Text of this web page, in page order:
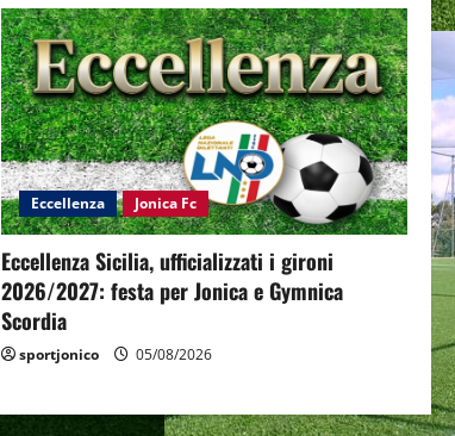
Eccellenza Jonica Fc
Eccellenza Sicilia, ufficializzati i gironi
2026/2027: festa per Jonica e Gymnica
Scordia
sportjonico 05/08/2026